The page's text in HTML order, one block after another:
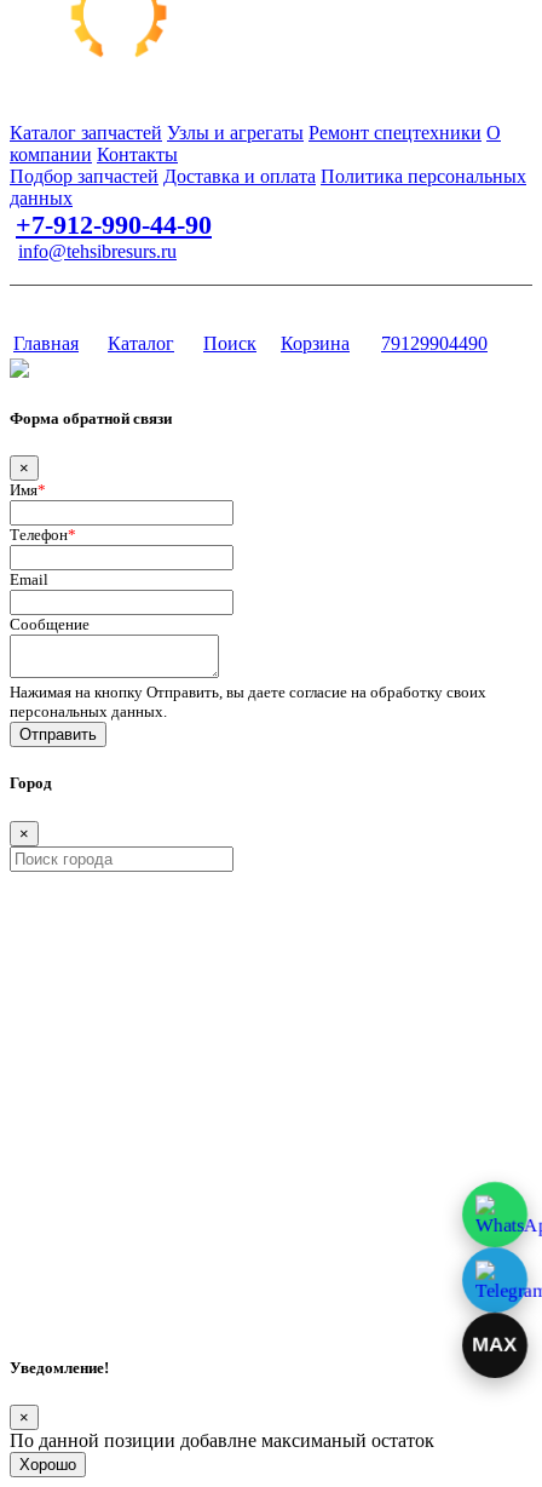
MAX
Каталог запчастей Узлы и агрегаты Ремонт спецтехники О
компании Контакты
Подбор запчастей Доставка и оплата Политика персональных
данных
+7-912-990-44-90
info@tehsibresurs.ru
Главная Каталог Поиск Корзина 79129904490
Форма обратной связи
×
Имя*
Телефон*
Email
Сообщение
Нажимая на кнопку Отправить, вы даете согласие на обработку своих
персональных данных.
Отправить
Город
×
Уведомление!
×
По данной позиции добавлне максиманый остаток
Хорошо